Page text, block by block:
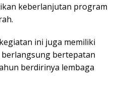
keberlanjutan program
ini juga memiliki
bertepatan
berdirinya lembaga